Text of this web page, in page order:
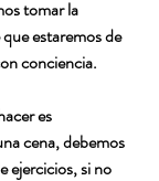
tomar la
estaremos de
conciencia.
es
cena, debemos
ejercicios, si no